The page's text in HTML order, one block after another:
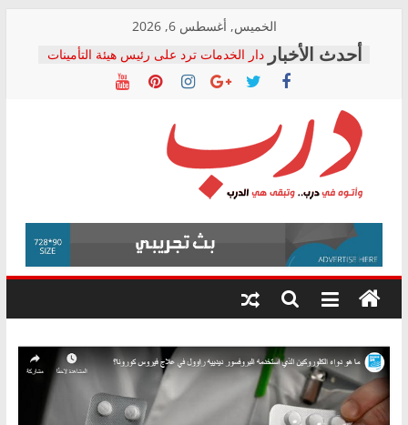
content
الخميس, أغسطس 6, 2026
دار الخدمات ترد على رئيس هيئة التأمينات
بعد مؤتمره الصحفي: إنكار الأزمة لا ينهي
معاناة أصحاب المعاشات.. ونطالب بكشف
فرحات سليمان يكتب: القطاع الصحي إلى
أين؟
حزب التحالف الشعبي يطلق لجنة “الحق
في الصحة” بالإسكندرية لرصد الانتهاكات
ودعم المرضى
الوزاري لمدينة الصحفيين.. وانتهاء أعمال
إنشاء المبنى الإداري
المجلس القومي لحقوق الإنسان يعلن
متابعة قضية الدكتور محمد زهران.. ويؤكد:
قرينة البراءة وضمانات المحاكمة العادلة
درب
وأتوه
درب..
وتبقى
هي